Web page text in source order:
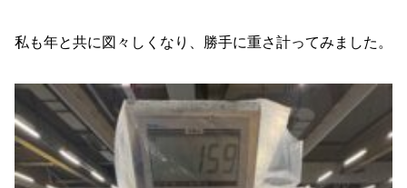
私も年と共に図々しくなり、勝手に重さ計ってみました。